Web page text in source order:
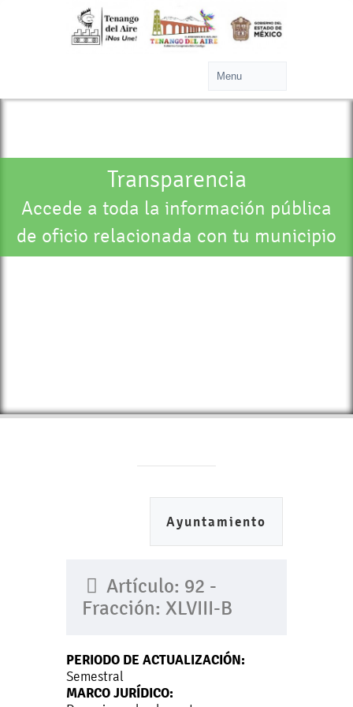
Transparencia
Accede a toda la información pública
de oficio relacionada con tu municipio
Ayuntamiento
Artículo: 92 -
Fracción: XLVIII-B
PERIODO DE ACTUALIZACIÓN:
Semestral
MARCO JURÍDICO: